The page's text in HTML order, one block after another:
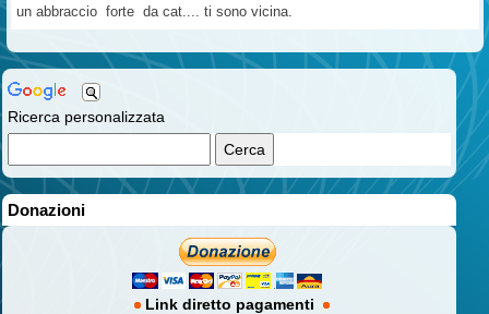
Ricerca personalizzata
Donazioni
Link diretto pagamenti
un abbraccio forte da cat.... ti sono vicina.